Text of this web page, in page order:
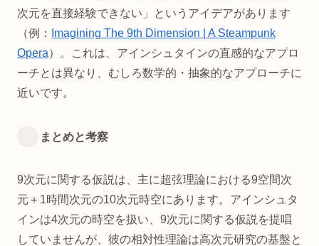
次元を直接経験できない」というアイデアがあります
（例：
Imagining The 9th Dimension | A Steampunk
Opera）。これは、アインシュタインの直感的なアプロ
ーチとは異なり、むしろ数学的・抽象的なアプローチに
近いです。
まとめと考察
9次元に関する仮説は、主に超弦理論における9空間次
元＋1時間次元の10次元時空にあります。アインシュタ
インは4次元の時空を扱い、9次元に関する仮説を提唱
していませんが、彼の相対性理論は高次元研究の基盤と